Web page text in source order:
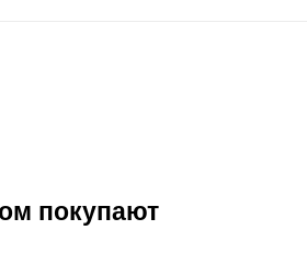
покупают